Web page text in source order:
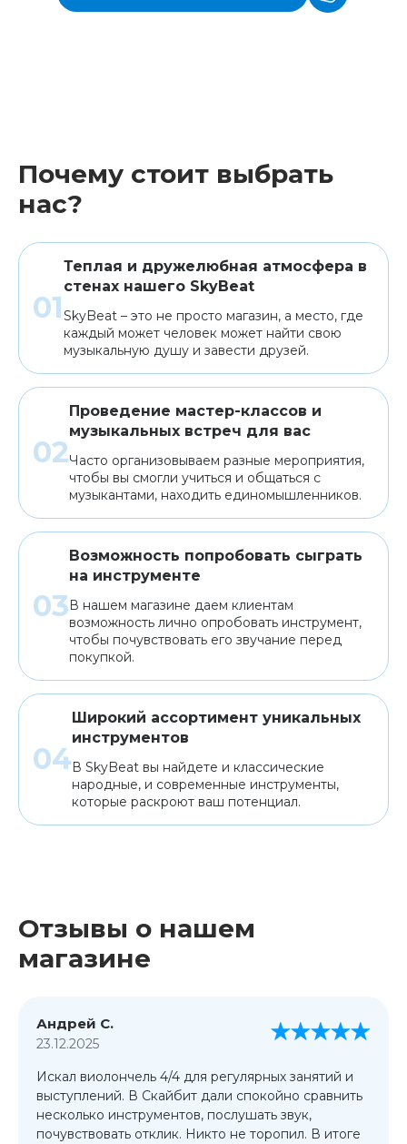
Почему стоит выбрать
нас?
Теплая и дружелюбная атмосфера в
стенах нашего SkyBeat
SkyBeat – это не просто магазин, а место, где
каждый может человек может найти свою
музыкальную душу и завести друзей.
Проведение мастер-классов и
музыкальных встреч для вас
Часто организовываем разные мероприятия,
чтобы вы смогли учиться и общаться с
музыкантами, находить единомышленников.
Возможность попробовать сыграть
на инструменте
В нашем магазине даем клиентам
возможность лично опробовать инструмент,
чтобы почувствовать его звучание перед
покупкой.
Широкий ассортимент уникальных
инструментов
В SkyBeat вы найдете и классические
народные, и современные инструменты,
которые раскроют ваш потенциал.
Отзывы о нашем
магазине
Андрей С.
23.12.2025
Искал виолончель 4/4 для регулярных занятий и
выступлений. В Скайбит дали спокойно сравнить
несколько инструментов, послушать звук,
почувствовать отклик. Никто не торопил. В итоге